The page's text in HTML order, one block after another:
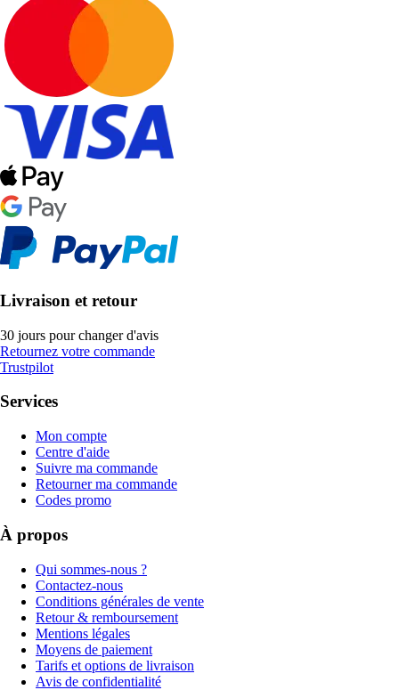
Livraison et retour
30 jours pour changer d'avis
Retournez votre commande
Trustpilot
Services
Mon compte
Centre d'aide
Suivre ma commande
Retourner ma commande
Codes promo
À propos
Qui sommes-nous ?
Contactez-nous
Conditions générales de vente
Retour & remboursement
Mentions légales
Moyens de paiement
Tarifs et options de livraison
Avis de confidentialité